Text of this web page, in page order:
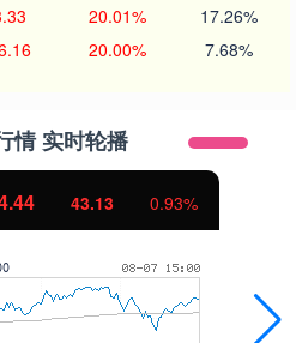
20.01% 17.26%
20.00% 7.68%
情 实时轮播
43.13 0.93%